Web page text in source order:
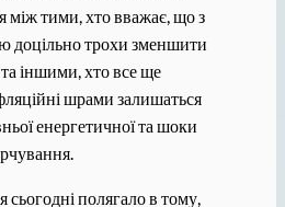
між тими, хто вважає, що з
доцільно трохи зменшити
іншими, хто все ще
шрами залишаться
енергетичної та шоки
сьогодні полягало в тому,